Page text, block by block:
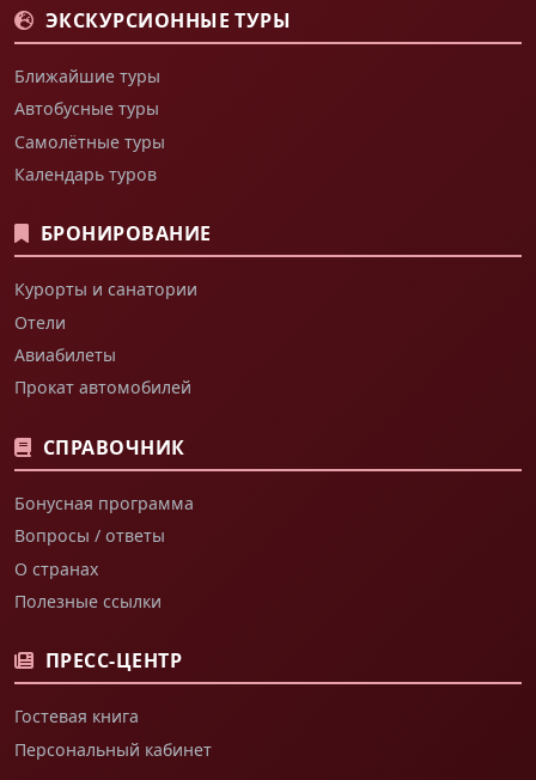
ЭКСКУРСИОННЫЕ ТУРЫ
Ближайшие туры
Автобусные туры
Самолётные туры
Календарь туров
БРОНИРОВАНИЕ
Курорты и санатории
Отели
Авиабилеты
Прокат автомобилей
СПРАВОЧНИК
Бонусная программа
Вопросы / ответы
О странах
Полезные ссылки
ПРЕСС-ЦЕНТР
Гостевая книга
Персональный кабинет